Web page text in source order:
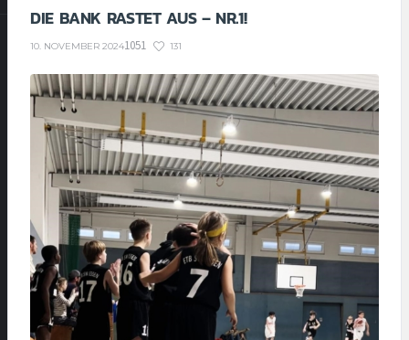
DIE BANK RASTET AUS – NR.1!
10. NOVEMBER 20241051 131